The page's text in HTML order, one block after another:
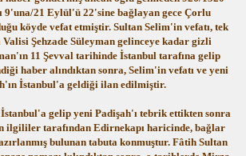
9'una/21 Eylül'ü 22'sine bağlayan gece Çorlu
köyde vefat etmiştir. Sultan Selim'in vefatı, tek
Şehzade Süleyman gelinceye kadar gizli
11 Şevval tarihinde İstanbul tarafına gelip
haber alındıktan sonra, Selim'in vefatı ve yeni
İstanbul'a geldiği ilan edilmiştir.
gelip yeni Padişah'ı tebrik ettikten sonra
ilgililer tarafından Edirnekapı haricinde, bağlar
bulunan tabuta konmuştur. Fâtih Sultan